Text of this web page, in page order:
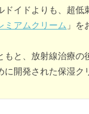
ドイドよりも、超低
ミアムクリーム 」を
もと、放射線治療の
に開発された保湿ク